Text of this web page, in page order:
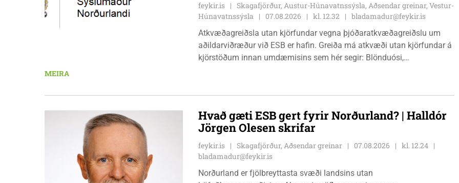
feykir.is
Skagafjörður, Austur-Húnavatnssýsla, Aðsendar greinar, Vestur-
Húnavatnssýsla
07.08.2026 kl. 12.32
bladamadur@feykir.is
Atkvæðagreiðsla utan kjörfundar vegna þjóðaratkvæðagreiðslu um
aðildarviðræður við ESB er hafin. Greiða má atkvæði utan kjörfundar á
kjörstöðum innan umdæmisins sem hér segir: Blönduósi,
daga, kl. 09:00 - 15:00. Hvammstanga, ráðhúsi Húnaþings vestra að
10:00 - 14:00 og föstudaga kl. 10:00 - 12:00. Skagaströnd,
stjórnsýsluhúsi að Túnbraut 1-3, Skagaströnd, mánudaga -
fimmtudaga kl. 09:00 - 12:00 og 13:00 - 15:00, frá og með
mánudeginum 17. ágúst 2026.
MEIRA
Hvað gæti ESB gert fyrir Norðurland? | Halldór
Jörgen Olesen skrifar
feykir.is Skagafjörður, Aðsendar greinar 07.08.2026
kl. 12.24
bladamadur@feykir.is
Norðurland er fjölbreyttasta svæði landsins utan